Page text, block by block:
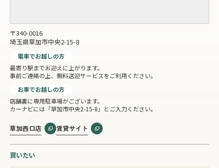
〒340-0016
埼玉県草加市中央2-15-8
電車でお越しの方
最寄り駅までお迎えに上がります。
事前ご連絡の上、無料送迎サービスをご利用ください。
お車でお越しの方
店舗裏に専用駐車場がございます。
カーナビには「草加市中央2-15-8」とご入力ください。
草加西口店 賃貸サイト
買いたい